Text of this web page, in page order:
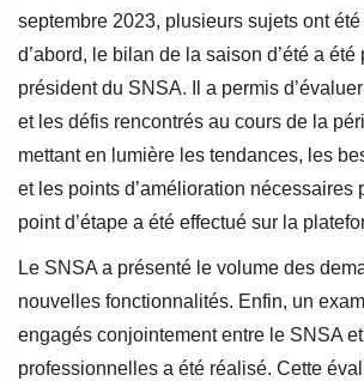
septembre 2023, plusieurs sujets ont
d’abord, le bilan de la saison d’été a
président du SNSA. Il a permis
et les défis rencontrés au cours de la
mettant en lumière les tendances, les
et les points d’amélioration nécessaires
point d’étape a été effectué sur la
Le SNSA a présenté le volume des
nouvelles fonctionnalités. Enfin, un
engagés conjointement entre le SNSA
professionnelles a été réalisé. Cette